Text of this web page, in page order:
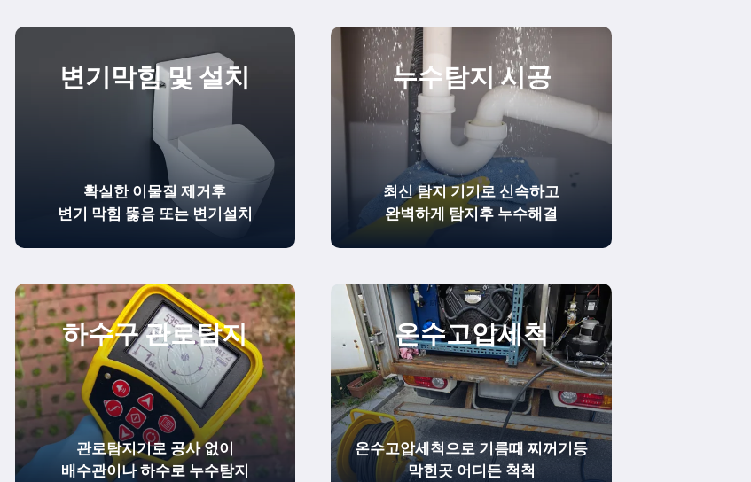
변기막힘 및 설치
확실한이물질 제거후
변기 막힘 뚫음또는 변기설치
누수탐지 시공
최신 탐지 기기로 신속하고
완벽하게 탐지후 누수해결
하수구 관로탐지
관로탐지기로 공사 없이
배수관이나 하수로 누수탐지
온수고압세척
온수고압세척으로 기름때 찌꺼기등
막힌곳 어디든 척척